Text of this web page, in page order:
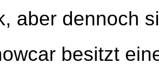
aber dennoch
besitzt